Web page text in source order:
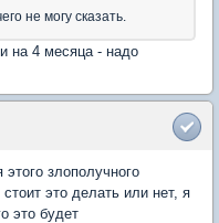
не могу сказать.
на 4 месяца - надо
злополучного
это делать или нет, я
это будет